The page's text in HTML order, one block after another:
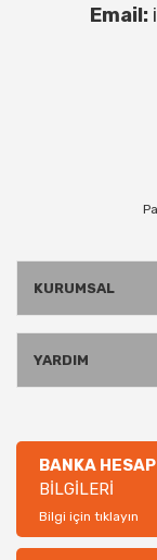
Email:
KURUMSAL
YARDIM
BANKA HESAP
BİLGİLERİ
Bilgi için tıklayın